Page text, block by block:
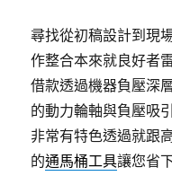
尋找從初稿設計到現
作整合本來就良好者
借款透過機器負壓深
的動力輪軸與負壓吸
非常有特色透過就跟
的通馬桶工具讓您省